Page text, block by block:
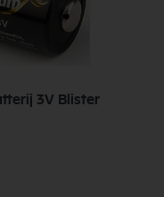
3V Blister